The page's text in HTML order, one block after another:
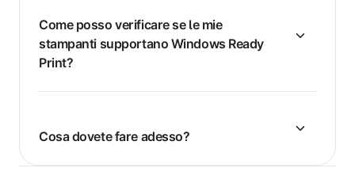
Come posso verificare se le mie
stampanti supportano Windows Ready
Print?
Cosa dovete fare adesso?